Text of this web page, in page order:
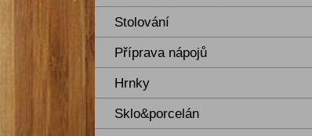
Stolování
Příprava nápojů
Hrnky
Sklo&porcelán